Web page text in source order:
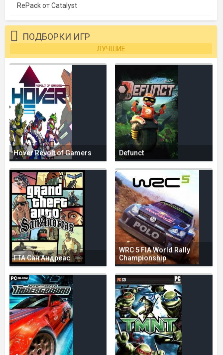
RePack от Catalyst
ПОДБОРКИ ИГР
ЛУЧШИЕ
Hover Revolt of Gamers Defunct
ГТА Сан Андреас
WRC 5 FIA World Rally
Championship